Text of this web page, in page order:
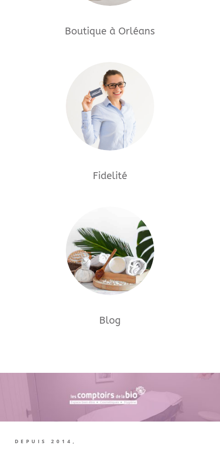
Boutique à Orléans
Fidelité
Blog
DEPUIS 2014,